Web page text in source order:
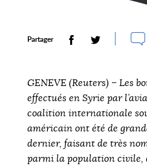
Partager
GENEVE (Reuters) – Les
effectués en Syrie par
coalition internationale
américain ont été de
dernier, faisant de très
parmi la population civile,